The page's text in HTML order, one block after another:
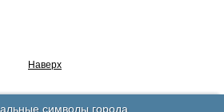
Наверх
символы города